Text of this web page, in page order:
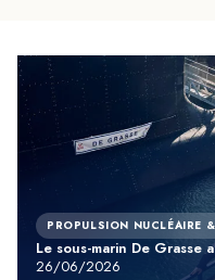
PROPULSION NUCLÉAIRE
Le sous-marin De Grasse
26/06/2026